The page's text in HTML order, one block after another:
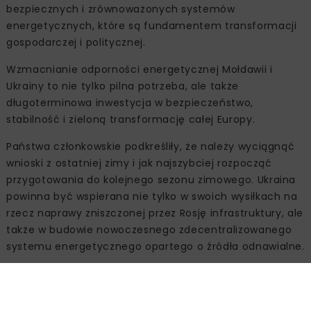
bezpiecznych i zrównoważonych systemów
energetycznych, które są fundamentem transformacji
gospodarczej i politycznej.
Wzmacnianie odporności energetycznej Mołdawii i
Ukrainy to nie tylko pilna potrzeba, ale także
długoterminowa inwestycja w bezpieczeństwo,
stabilność i zieloną transformację całej Europy.
Państwa członkowskie podkreśliły, że należy wyciągnąć
wnioski z ostatniej zimy i jak najszybciej rozpocząć
przygotowania do kolejnego sezonu zimowego. Ukraina
powinna być wspierana nie tylko w swoich wysiłkach na
rzecz naprawy zniszczonej przez Rosję infrastruktury, ale
także w budowie nowoczesnego zdecentralizowanego
systemu energetycznego opartego o źródła odnawialne.